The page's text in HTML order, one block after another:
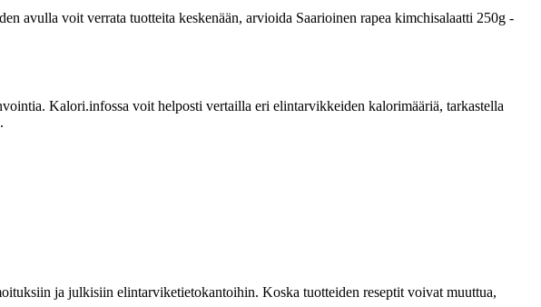
avulla voit verrata tuotteita keskenään, arvioida Saarioinen rapea kimchisalaatti 250g -
Kalori.infossa voit helposti vertailla eri elintarvikkeiden kalorimääriä, tarkastella
ja julkisiin elintarviketietokantoihin. Koska tuotteiden reseptit voivat muuttua,